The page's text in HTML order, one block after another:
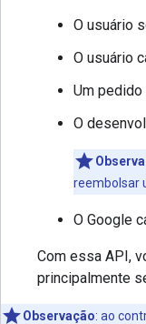
O usuário
O usuário
Um pedido
O
reembolsar
O Google
Com essa API,
principalmente
Observação: ao